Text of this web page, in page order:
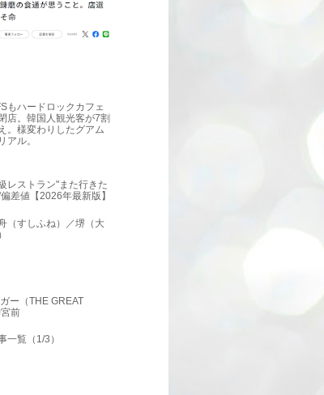
もハードロックカフェ
店。韓国人観光客が7割
。様変わりしたグアム
アル。
レストラン"また行きた
差値【2026年最新版】
（すしふね）／堺（大
ー（THE GREAT
前
一覧（1/3）